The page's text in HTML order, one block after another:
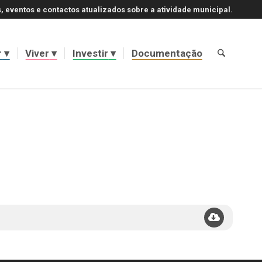
eventos e contactos atualizados sobre a atividade municipal.
Viver Investir Documentação